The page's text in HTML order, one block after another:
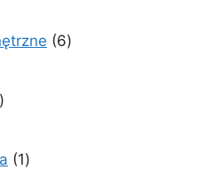
produktów
66
161
11